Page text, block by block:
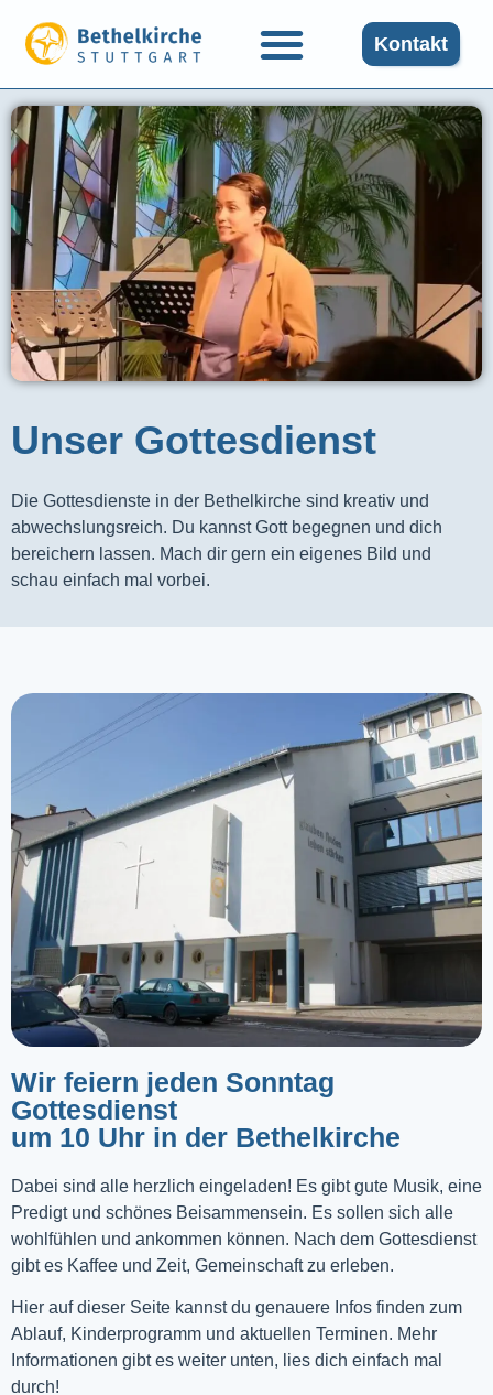
Kontakt
Unser Gottesdienst​
Die Gottesdienste in der Bethelkirche sind kreativ und
abwechslungsreich. Du kannst Gott begegnen und dich
bereichern lassen. Mach dir gern ein eigenes Bild und
schau einfach mal vorbei.
Wir feiern jeden Sonntag
Gottesdienst
um 10 Uhr in der Bethelkirche
Dabei sind alle herzlich eingeladen! Es gibt gute Musik, eine
Predigt und schönes Beisammensein. Es sollen sich alle
wohlfühlen und ankommen können. Nach dem Gottesdienst
gibt es Kaffee und Zeit, Gemeinschaft zu erleben.
Hier auf dieser Seite kannst du genauere Infos finden zum
Ablauf, Kinderprogramm und aktuellen Terminen. Mehr
Informationen gibt es weiter unten, lies dich einfach mal
durch!